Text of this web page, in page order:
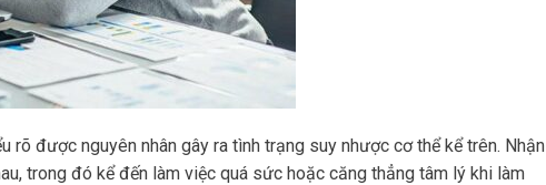
rõ được nguyên nhân gây ra tình trạng suy nhược cơ thể kể trên. Nhận
trong đó kể đến làm việc quá sức hoặc căng thẳng tâm lý khi làm